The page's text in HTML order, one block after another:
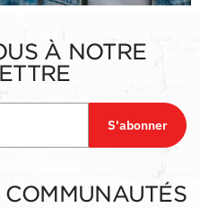
À NOTRE
S'abonner